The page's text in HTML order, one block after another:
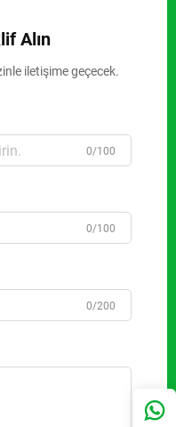
Alın
iletişime geçecek.
0/100
0/100
0/200